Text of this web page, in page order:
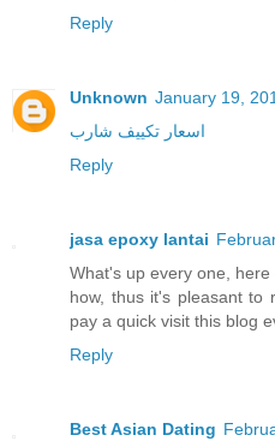
Reply
Unknown January 19,
اسعار تكييف شارب
Reply
jasa epoxy lantai
What's up every one,
how, thus it's pleasant to
pay a quick visit this blog
Reply
Best Asian Dating